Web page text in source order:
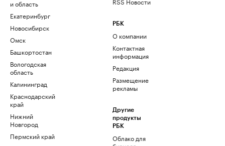
и область
Екатеринбург
Новосибирск
Омск
Башкортостан
Вологодская
область
Калининград
Краснодарский
край
Нижний
Новгород
Пермский край
РБК
О компании
Контактная
информация
Редакция
Размещение
рекламы
Другие
продукты
РБК
Облако для